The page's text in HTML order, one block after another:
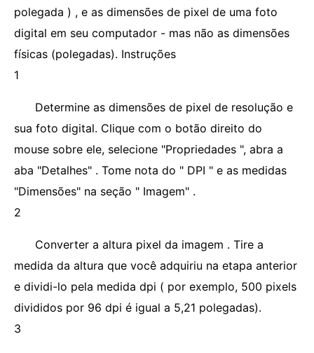
polegada ) , e as dimensões de pixel de uma foto
digital em seu computador - mas não as dimensões
físicas (polegadas). Instruções
1
Determine as dimensões de pixel de resolução e
sua foto digital. Clique com o botão direito do
mouse sobre ele, selecione "Propriedades ", abra a
aba "Detalhes" . Tome nota do " DPI " e as medidas
"Dimensões" na seção " Imagem" .
2
Converter a altura pixel da imagem . Tire a
medida da altura que você adquiriu na etapa anterior
e dividi-lo pela medida dpi ( por exemplo, 500 pixels
divididos por 96 dpi é igual a 5,21 polegadas).
3